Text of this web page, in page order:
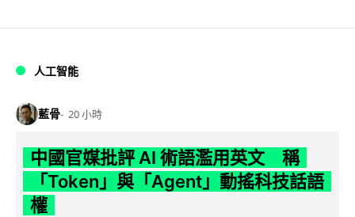
人工智能
藍骨 20 小時
中國官媒批評 AI 術語濫用英文 稱
「Token」與「Agent」動搖科技話語
權